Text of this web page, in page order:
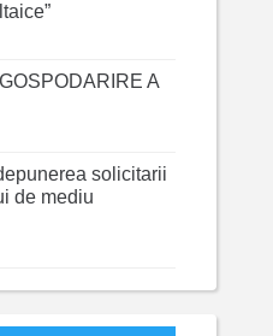
A
solicitarii
de mediu